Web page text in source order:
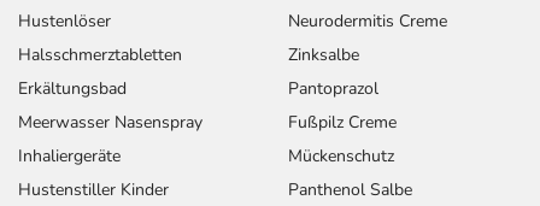
Hustenlöser
Halsschmerztabletten
Erkältungsbad
Meerwasser Nasenspray
Inhaliergeräte
Hustenstiller Kinder
Neurodermitis Creme
Zinksalbe
Pantoprazol
Fußpilz Creme
Mückenschutz
Panthenol Salbe